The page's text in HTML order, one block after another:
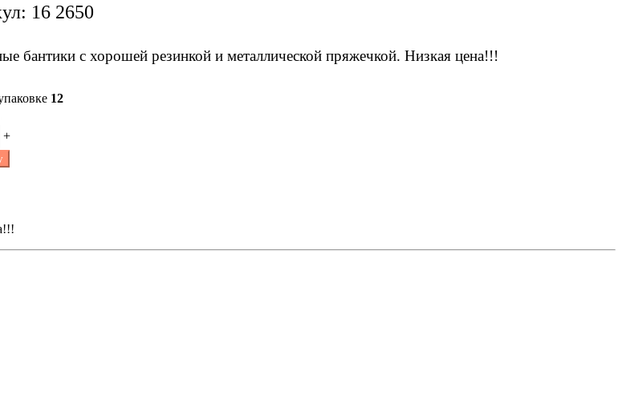
16 2650
бантики с хорошей резинкой и металлической пряжечкой. Низкая цена!!!
12
+